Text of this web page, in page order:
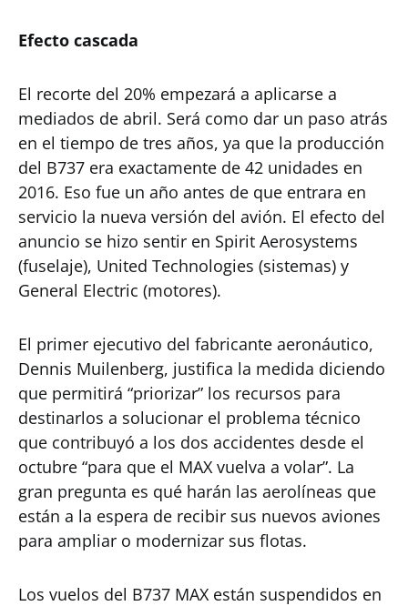
Efecto cascada
El recorte del 20% empezará a aplicarse a
mediados de abril. Será como dar un paso atrás
en el tiempo de tres años, ya que la producción
del B737 era exactamente de 42 unidades en
2016. Eso fue un año antes de que entrara en
servicio la nueva versión del avión. El efecto del
anuncio se hizo sentir en Spirit Aerosystems
(fuselaje), United Technologies (sistemas) y
General Electric (motores).
El primer ejecutivo del fabricante aeronáutico,
Dennis Muilenberg, justifica la medida diciendo
que permitirá “priorizar” los recursos para
destinarlos a solucionar el problema técnico
que contribuyó a los dos accidentes desde el
octubre “para que el MAX vuelva a volar”. La
gran pregunta es qué harán las aerolíneas que
están a la espera de recibir sus nuevos aviones
para ampliar o modernizar sus flotas.
Los vuelos del B737 MAX están suspendidos en